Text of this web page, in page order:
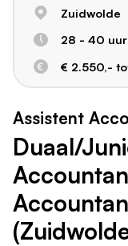
Zuidwolde
28 - 40 uur
€ 2.550,-
Assistent
Duaal/